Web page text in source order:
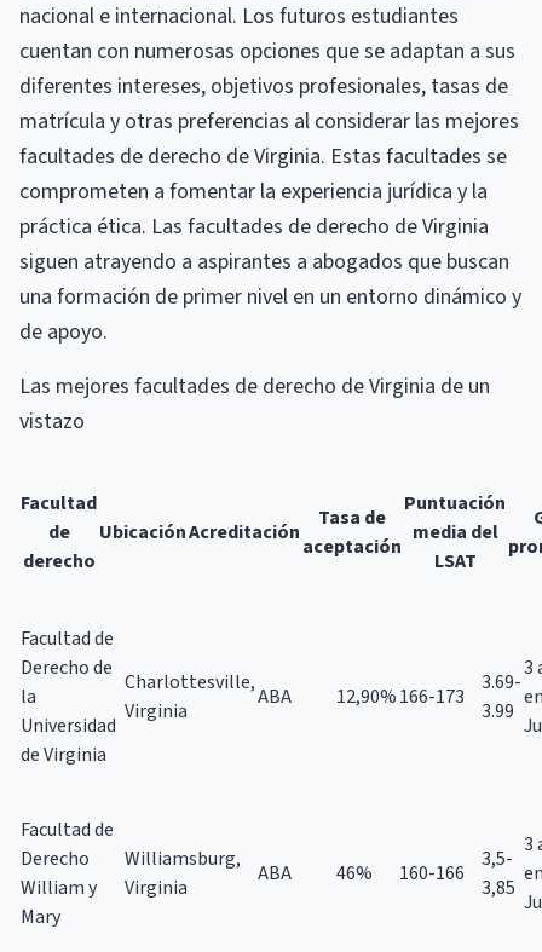
nacional e internacional. Los futuros estudiantes
cuentan con numerosas opciones que se adaptan a sus
diferentes intereses, objetivos profesionales, tasas de
matrícula y otras preferencias al considerar las mejores
facultades de derecho de Virginia. Estas facultades se
comprometen a fomentar la experiencia jurídica y la
práctica ética. Las facultades de derecho de Virginia
siguen atrayendo a aspirantes a abogados que buscan
una formación de primer nivel en un entorno dinámico y
de apoyo.
Las mejores facultades de derecho de Virginia de un
vistazo
Facultad
de
derecho
UbicaciónAcreditación
Tasa de
aceptación
Puntuación
media del
LSAT
Facultad de
Derecho de
la
Universidad
de Virginia
Charlottesville,
Virginia
ABA 12,90%166-173
3.69-
3.99
3
Facultad de
Derecho
William y
Mary
Williamsburg,
Virginia
ABA 46% 160-166
3,5-
3,85
3